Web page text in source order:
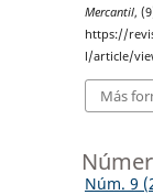
Mercantil,
https://
l/article/
Más
Núm. 9